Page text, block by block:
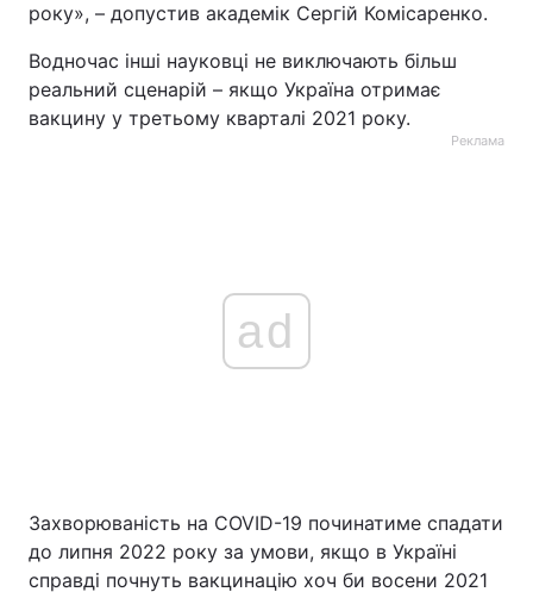
Тема оформлення
року», – допустив академік Сергій Комісаренко.
Водночас інші науковці не виключають більш
реальний сценарій – якщо Україна отримає
вакцину у третьому кварталі 2021 року.
Реклама
ad
Захворюваність на COVID-19 починатиме спадати
до липня 2022 року за умови, якщо в Україні
справді почнуть вакцинацію хоч би восени 2021